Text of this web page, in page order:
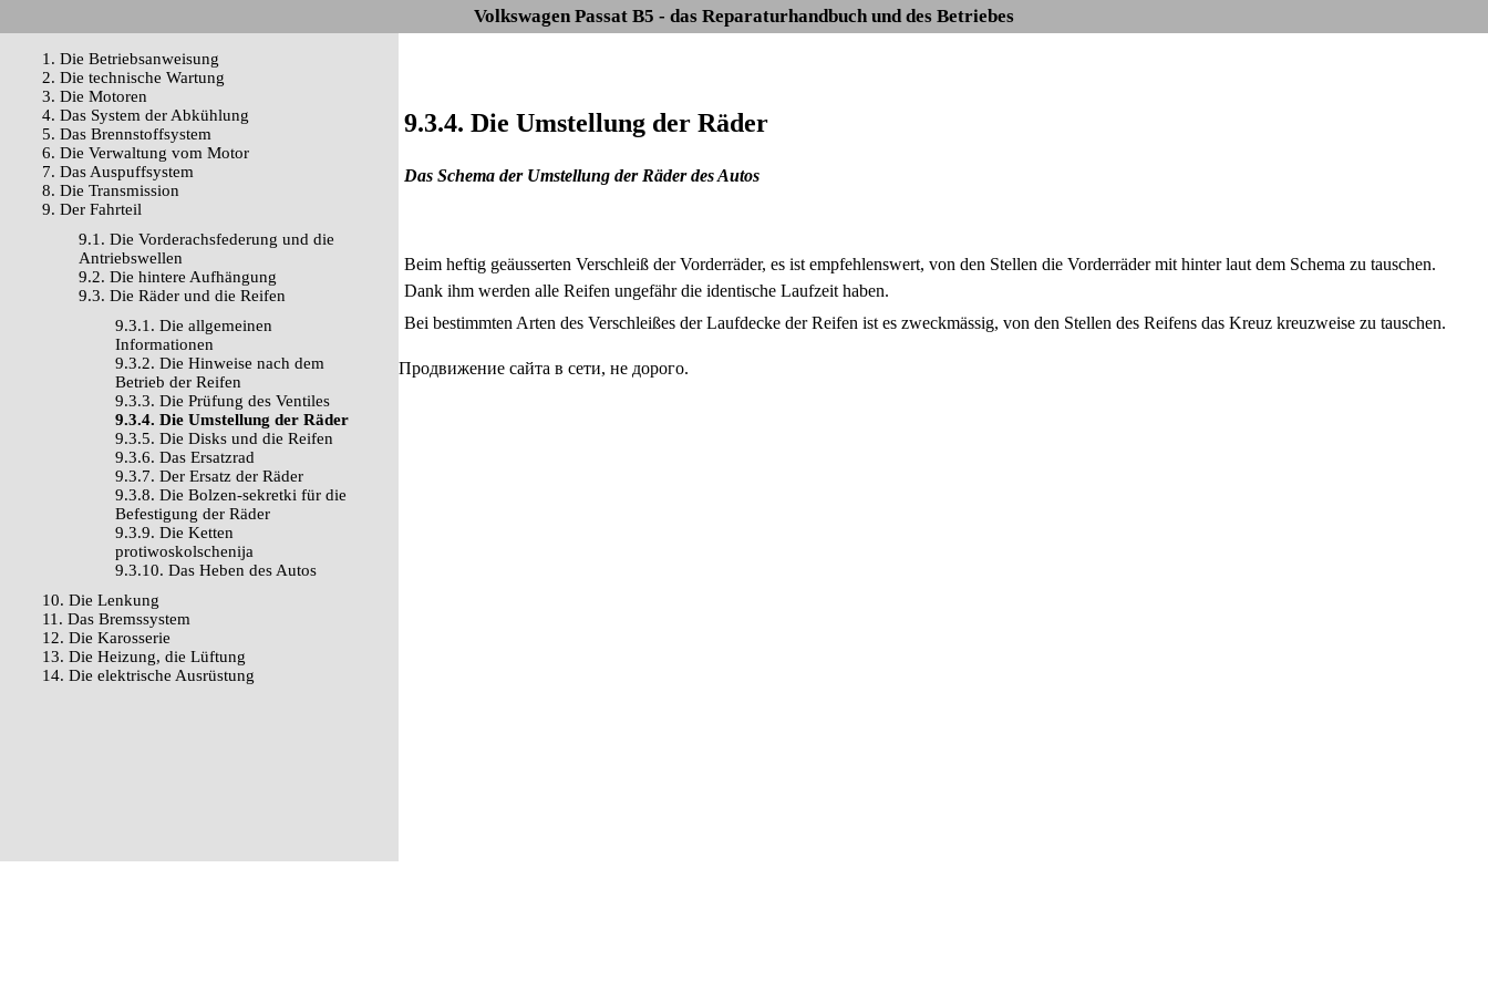
Volkswagen Passat B5 - das Reparaturhandbuch und des Betriebes
1. Die Betriebsanweisung
2. Die technische Wartung
3. Die Motoren
4. Das System der Abkühlung
5. Das Brennstoffsystem
6. Die Verwaltung vom Motor
7. Das Auspuffsystem
8. Die Transmission
9. Der Fahrteil
9.1. Die Vorderachsfederung und die
Antriebswellen
9.2. Die hintere Aufhängung
9.3. Die Räder und die Reifen
9.3.1. Die allgemeinen
Informationen
9.3.2. Die Hinweise nach dem
Betrieb der Reifen
9.3.3. Die Prüfung des Ventiles
9.3.4. Die Umstellung der Räder
9.3.5. Die Disks und die Reifen
9.3.6. Das Ersatzrad
9.3.7. Der Ersatz der Räder
9.3.8. Die Bolzen-sekretki für die
Befestigung der Räder
9.3.9. Die Ketten
protiwoskolschenija
9.3.10. Das Heben des Autos
10. Die Lenkung
11. Das Bremssystem
12. Die Karosserie
13. Die Heizung, die Lüftung
14. Die elektrische Ausrüstung
9.3.4. Die Umstellung der Räder
Das Schema der Umstellung der Räder des Autos
Beim heftig geäusserten Verschleiß der Vorderräder, es ist empfehlenswert, von den Stellen die Vorderräder mit hinter laut dem Schema zu tauschen.
Dank ihm werden alle Reifen ungefähr die identische Laufzeit haben.
Bei bestimmten Arten des Verschleißes der Laufdecke der Reifen ist es zweckmässig, von den Stellen des Reifens das Kreuz kreuzweise zu tauschen.
Продвижение сайта в сети, не дорого.